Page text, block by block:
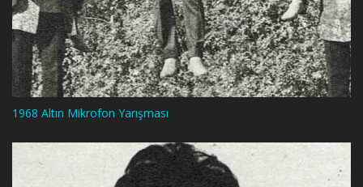
1968 Altın Mikrofon Yarışması